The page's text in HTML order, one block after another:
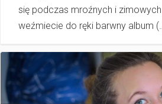
się podczas mroźnych i
weźmiecie do ręki barwny album